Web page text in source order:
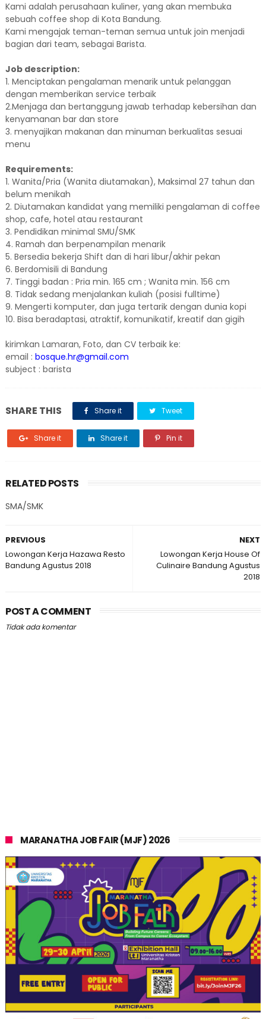
Kami adalah perusahaan kuliner, yang akan membuka
sebuah coffee shop di Kota Bandung.
Kami mengajak teman-teman semua untuk join menjadi
bagian dari team, sebagai Barista.
Job description:
1. Menciptakan pengalaman menarik untuk pelanggan
dengan memberikan service terbaik
2.Menjaga dan bertanggung jawab terhadap kebersihan dan
kenyamanan bar dan store
3. menyajikan makanan dan minuman berkualitas sesuai
menu
Requirements:
1. Wanita/Pria (Wanita diutamakan), Maksimal 27 tahun dan
belum menikah
2. Diutamakan kandidat yang memiliki pengalaman di coffee
shop, cafe, hotel atau restaurant
3. Pendidikan minimal SMU/SMK
4. Ramah dan berpenampilan menarik
5. Bersedia bekerja Shift dan di hari libur/akhir pekan
6. Berdomisili di Bandung
7. Tinggi badan : Pria min. 165 cm ; Wanita min. 156 cm
8. Tidak sedang menjalankan kuliah (posisi fulltime)
9. Mengerti komputer, dan juga tertarik dengan dunia kopi
10. Bisa beradaptasi, atraktif, komunikatif, kreatif dan gigih
kirimkan Lamaran, Foto, dan CV terbaik ke:
email : bosque.hr@gmail.com
subject : barista
SHARE THIS Share it Tweet
Share it Share it Pin it
RELATED POSTS
SMA/SMK
NEXT
Lowongan Kerja House Of
Culinaire Bandung Agustus
2018
PREVIOUS
Lowongan Kerja Hazawa Resto
Bandung Agustus 2018
POST A COMMENT
Tidak ada komentar
MARANATHA JOB FAIR (MJF) 2026